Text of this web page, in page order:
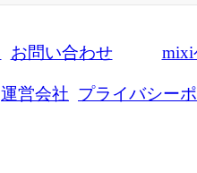
お問い合わせ mixi
運営会社 プライバシー